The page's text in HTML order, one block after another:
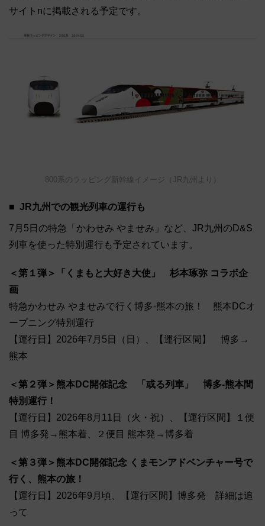
サイトnに掲載される予定です。
800系のラッピング新幹線イメージ（JR九州より）
JR九州での観光列車の運行も
7月5日の特急「かわせみ やませみ」など、JR九州のD&S
列車を使った特別運行も予定されています。
＜第１弾＞「くまもと大好き大使」 杉本琢弥 コラボ企
画
特急かわせみ やませみで行く博多-熊本の旅！ 熊本DCオ
ープニング特別運行
【運行日】2026年7月5日（日）、【運行区間】 博多→
熊本
＜第２弾＞熊本DC開催記念 「或る列車」 博多-熊本間
特別運行！
【運行日】2026年8月11日（火・祝）、【運行区間】１便
目 博多発→熊本着、２便目 熊本発→博多着
＜第３弾＞熊本DC開催記念 くまモンアドベンチャー号で
行く、熊本の旅！
【運行日】2026年9月頃、【運行区間】博多発 詳細は追
って